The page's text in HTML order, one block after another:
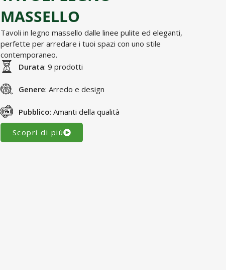
MASSELLO
Tavoli in legno massello dalle linee pulite ed eleganti,
perfette per arredare i tuoi spazi con uno stile
contemporaneo.
Durata: 9 prodotti
Genere: Arredo e design
Pubblico: Amanti della qualità
Scopri di più